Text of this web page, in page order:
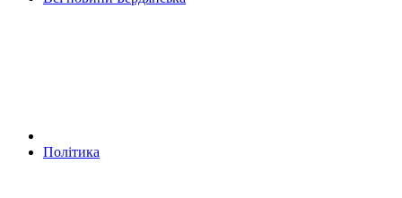
Політика